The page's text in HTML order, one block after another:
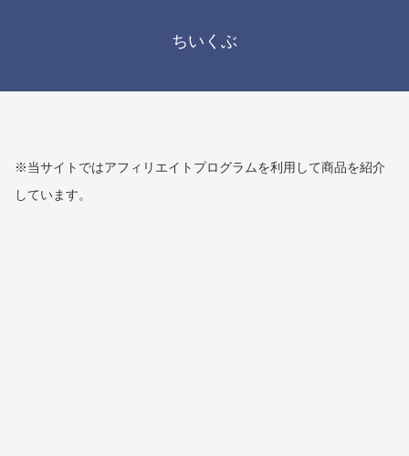
ちいくぶ
※当サイトではアフィリエイトプログラムを利用して商品を紹介
しています。